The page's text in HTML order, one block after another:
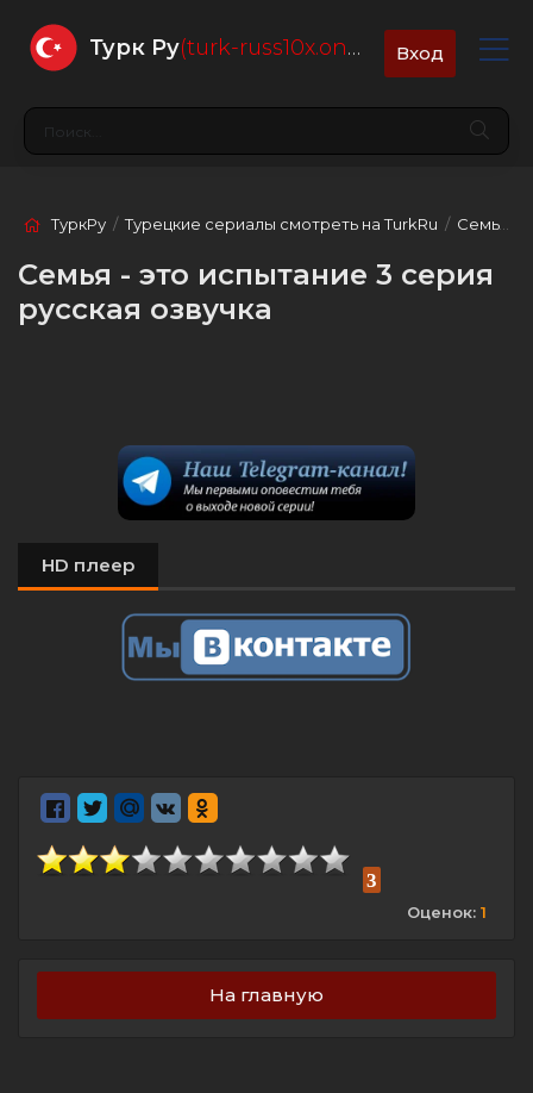
Турк Ру(turk-russ10x.online) Вход
ТуркРу /Турецкие сериалы смотреть на TurkRu / Семья - это испытание
Семья - это испытание 3 серия
русская озвучка
HD плеер
3
Оценок: 1
На главную